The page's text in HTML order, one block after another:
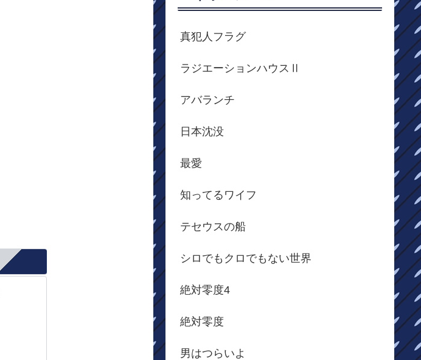
真犯人フラグ
ラジエーションハウスⅡ
アバランチ
日本沈没
最愛
知ってるワイフ
テセウスの船
シロでもクロでもない世界
絶対零度4
絶対零度
男はつらいよ